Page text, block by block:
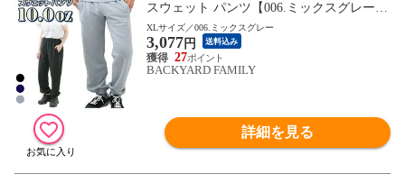
スウェット パンツ【006.ミックスグレー】
【XLサイズ】
XLサイズ／006.ミックスグレー
3,077円 送料込み
27
BACKYARD FAMILY
詳細を見る